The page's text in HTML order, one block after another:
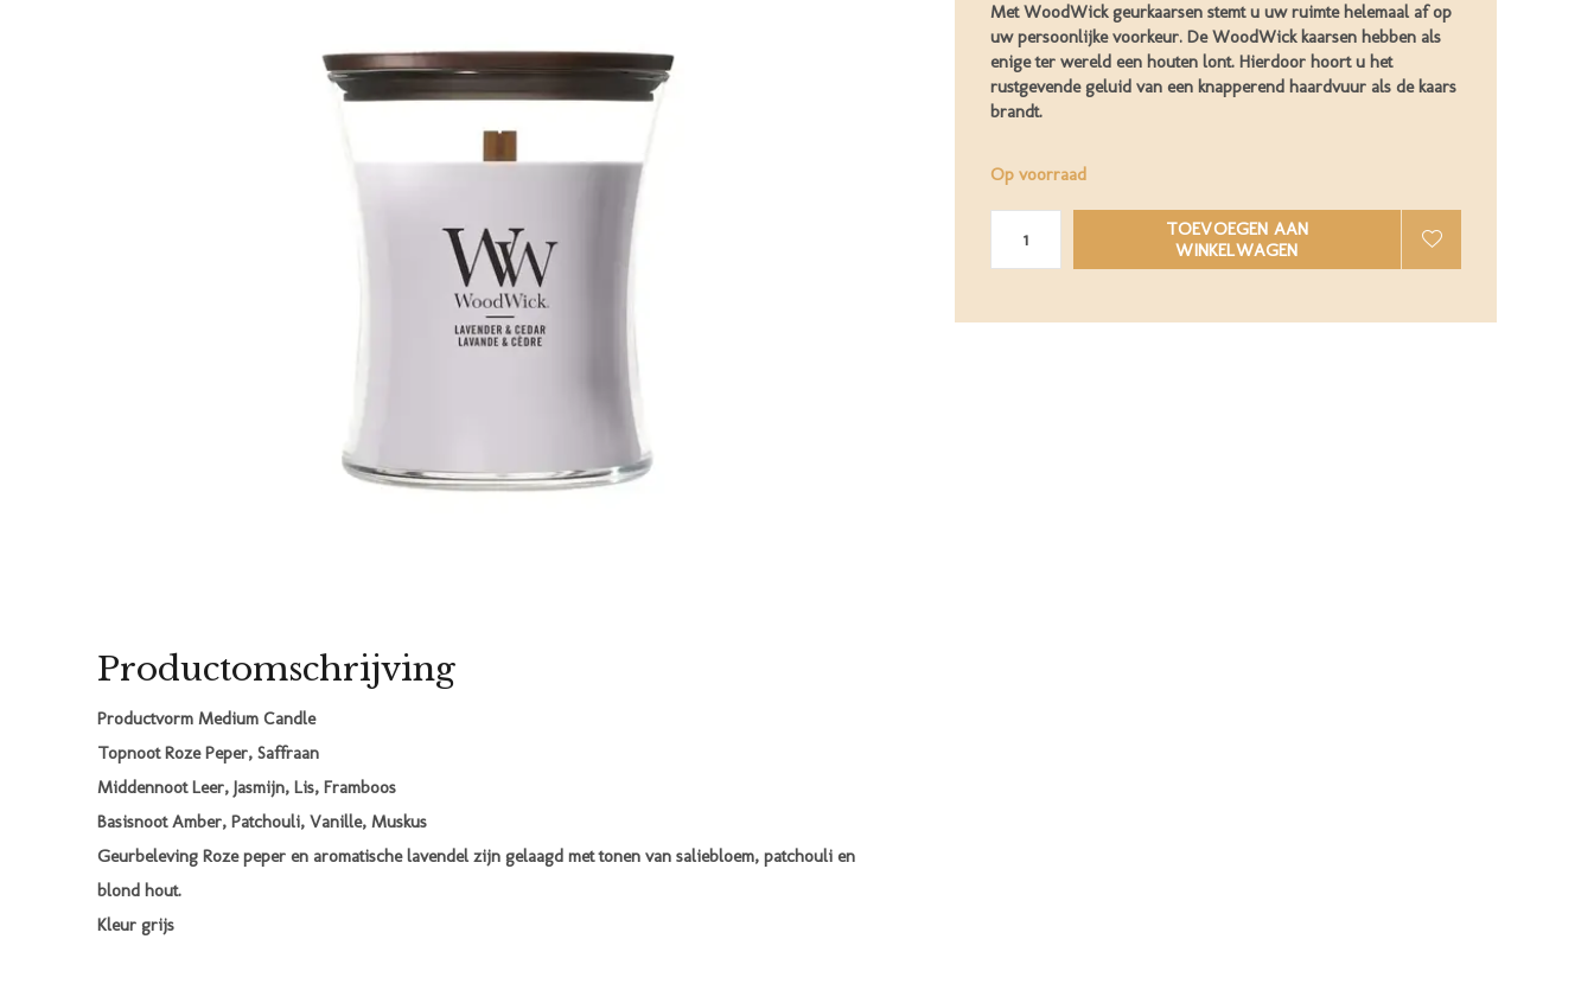
Met WoodWick geurkaarsen stemt u uw ruimte helemaal af op
uw persoonlijke voorkeur. De WoodWick kaarsen hebben als
enige ter wereld een houten lont. Hierdoor hoort u het
rustgevende geluid van een knapperend haardvuur als de kaars
brandt.
Op voorraad
TOEVOEGEN AAN
WINKELWAGEN
Productomschrijving
Productvorm Medium Candle
Topnoot Roze Peper, Saffraan
Middennoot Leer, Jasmijn, Lis, Framboos
Basisnoot Amber, Patchouli, Vanille, Muskus
Geurbeleving Roze peper en aromatische lavendel zijn gelaagd met tonen van saliebloem, patchouli en
blond hout.
Kleur grijs